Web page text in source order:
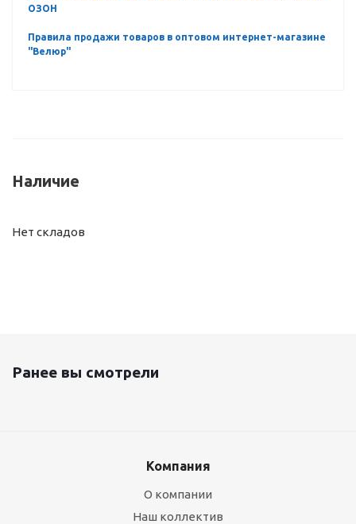
ОЗОН
Правила продажи товаров в оптовом интернет-магазине
"Велюр"
Наличие
Нет складов
Ранее вы смотрели
Компания
О компании
Наш коллектив